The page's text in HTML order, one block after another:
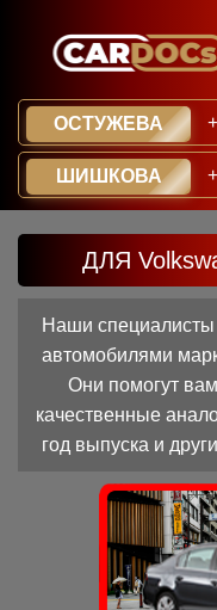
ОСТУЖЕВА
ШИШКОВА
ДЛЯ
Наши
автомобилями
Они помогут
качественные
год выпуска и